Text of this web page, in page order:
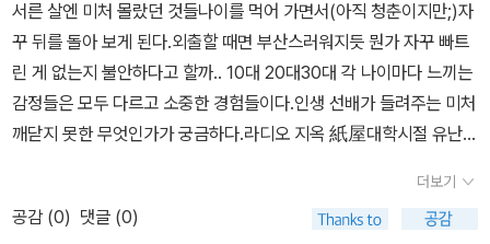
젠가 꼭 한 번 보고싶은 영화다.그외의 영화 이야기중에는다 식은 후
에 제공되는요리같은 복수를 다룬 복수 영화, 과거는 현재에도 반복
될 것이다라는 느낌을 주는 영화들과 안토니오 시모네가 정의하는 B
급 영화에 대한 이야기가 나온다. 안토니오 시모네의B급 영화에 대한
정의가무척 흥미롭다. 첫째로 예술작품을 지향하지 않아 유명영화제
에서는 절대로 상을 받지 못하는 영화들, 둘째로평론가들에게는 무시
영화란 것과는 상당히 다른 의미의 B급 영화 이야기는 무척 흥미로웠
한 작가라는 것에 이견이 있을 수 없겠지만, 그 아들내미가 뭘 이루었
다고? 엄마와 아들의 대담형식을 빌렸지만, 이건 엄연히 영화와 문
화에 대한 이야기인데, 당시 헐리우드에서 말하자면 비서의 비서 정
도로 일한 경력 몇 차례, 이탈리아에서도 딱 그 정도의 경력을 가진 영
화판의 언저리 인사가 무슨 깊은 통찰을 보여줄 수 있다고? 이건 좀
심한 말로 엄마가 아들의 경력을 만들어주려는 안쓰러운 시도 이상도
가지 못하는게 아쉬운 엄마는 아들과의 대담집을 통해 아들을 밀어주
가끔은 있는 법이다. <선과 모터사이클 관리술>도 그런 책 중의 하나
이다. 출간 즉시(1973) 전 세계에 큰 반향을 일으킨 이 소설은, 한국
의 식자들에게도 곧바로 알려져 적지 않은 사람들이 이 책을 읽을 날
을 기다렸다. 그러나 아무도 이 책을 한국어로 옮기는 작업에 착수하
지 않았다.'라고 소감을 적고 있는데, 다소 과장됐다. <선을 찾는 늑대
>(고려원, 1991)라고 출간된 적이 있기 때문이다. 419쪽이면 발췌
본도 아니었을 듯싶다. 물론 절판된 지 오래된 만큼 이제라도 더 좋은
서른 살엔 미처 몰랐던 것들나이를 먹어 가면서(아직 청춘이지만;)자
꾸 뒤를 돌아 보게 된다.외출할 때면 부산스러워지듯 뭔가 자꾸 빠트
린 게 없는지 불안하다고 할까.. 10대 20대30대 각 나이마다 느끼는
감정들은 모두 다르고 소중한 경험들이다.인생 선배가 들려주는 미처
깨닫지 못한 무엇인가가 궁금하다.라디오 지옥 紙屋대학시절 유난히
을 수다스러운 공기로 가득 채워 준 유일한벗이었다.수많은 사연들과
음악을 함께 호흡하며 웃고 울었던 기억이 난다. 내가 감지하지 못했
더보기
공감 (0) 댓글 (0)